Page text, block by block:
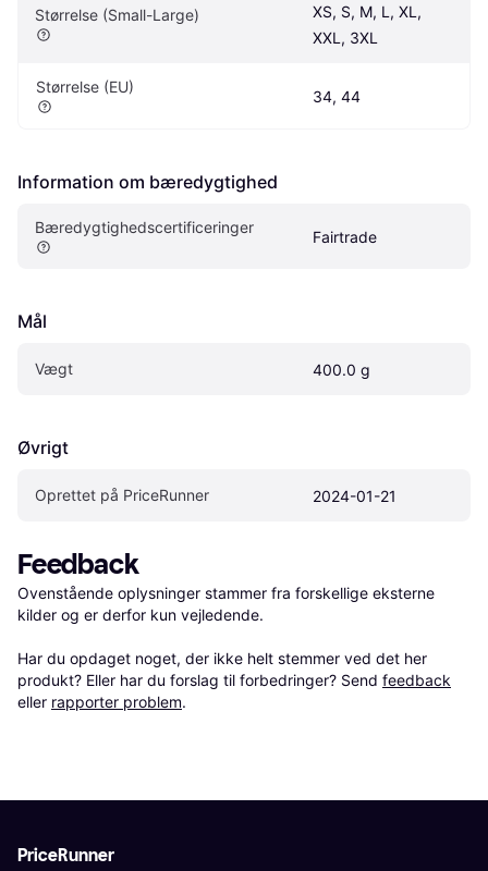
Størrelse (Small-Large)
XS, S, M, L, XL,
XXL, 3XL
Størrelse (EU)
34, 44
Information om bæredygtighed
Bæredygtighedscertificeringer
Fairtrade
Mål
Vægt 400.0 g
Øvrigt
Oprettet på PriceRunner 2024-01-21
Feedback
Ovenstående oplysninger stammer fra forskellige eksterne
kilder og er derfor kun vejledende.
Har du opdaget noget, der ikke helt stemmer ved det her
produkt? Eller har du forslag til forbedringer? Send feedback
eller rapporter problem.
PriceRunner